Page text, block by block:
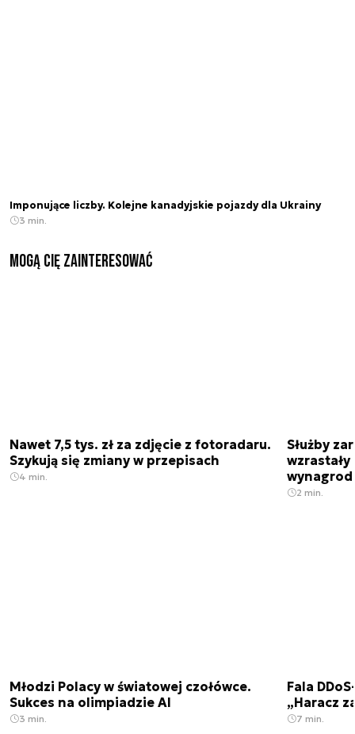
Imponujące liczby. Kolejne kanadyjskie pojazdy dla Ukrainy
3 min.
Mogą Cię zainteresować
Nawet 7,5 tys. zł za zdjęcie z fotoradaru.
Szykują się zmiany w przepisach
4 min.
Służby
2 min.
Młodzi Polacy w światowej czołówce.
Sukces na olimpiadzie AI
3 min.
Fala
„Haracz
7 min.